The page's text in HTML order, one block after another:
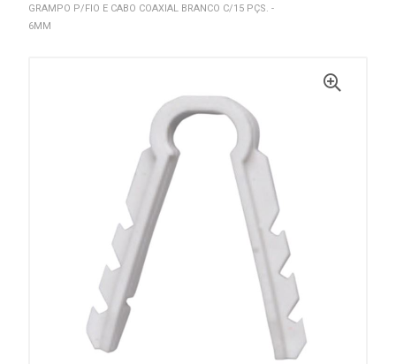
GRAMPO P/FIO E CABO COAXIAL BRANCO C/15 PÇS. -
6MM